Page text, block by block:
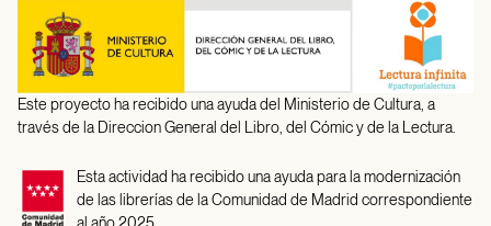
Este proyecto ha recibido una ayuda del Ministerio de Cultura, a
través de la Direccion General del Libro, del Cómic y de la Lectura.
Esta actividad ha recibido una ayuda para la modernización
de las librerías de la Comunidad de Madrid correspondiente